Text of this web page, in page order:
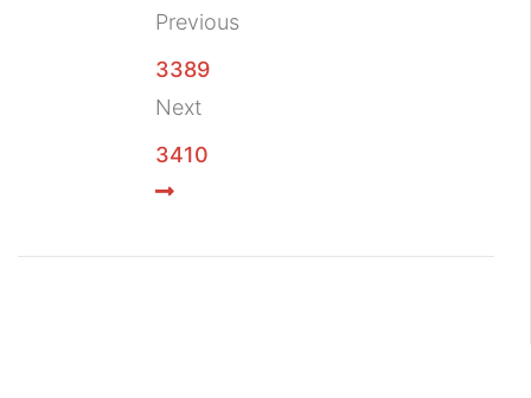
Previous
3389
Next
3410